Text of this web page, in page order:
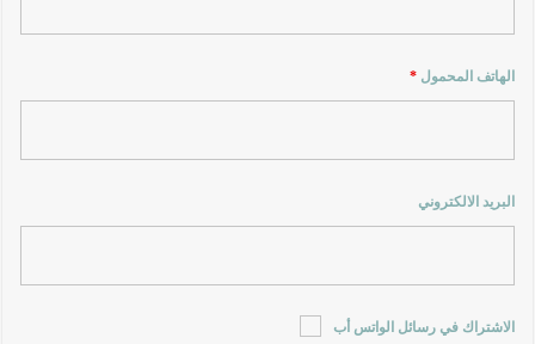
الهاتف المحمول*
البريد الالكتروني
الاشتراك في رسائل الواتس أب